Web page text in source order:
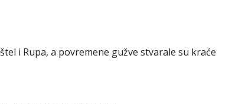
i Rupa, a povremene gužve stvarale su kraće